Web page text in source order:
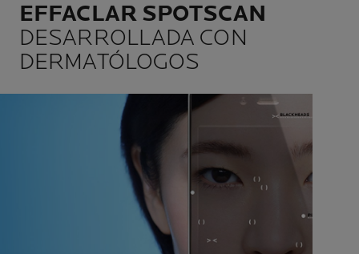
EFFACLAR SPOTSCAN
DESARROLLADA CON
DERMATÓLOGOS